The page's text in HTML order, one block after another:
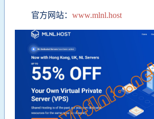
官方网站： www.mlnl.host